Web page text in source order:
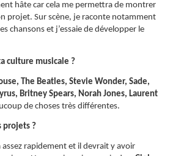
hâte car cela me permettra de montrer
projet. Sur scène, je raconte notamment
chansons et j’essaie de développer le
culture musicale ?
The Beatles, Stevie Wonder, Sade,
Britney Spears, Norah Jones, Laurent
de choses très différentes.
projets ?
assez rapidement et il devrait y avoir